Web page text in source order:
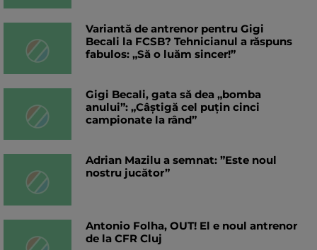
Variantă de antrenor pentru Gigi
Becali la FCSB? Tehnicianul a răspuns
fabulos: „Să o luăm sincer!”
Gigi Becali, gata să dea „bomba
anului”: „Câștigă cel puțin cinci
campionate la rând”
Adrian Mazilu a semnat: ”Este noul
nostru jucător”
Antonio Folha, OUT! El e noul antrenor
de la CFR Cluj